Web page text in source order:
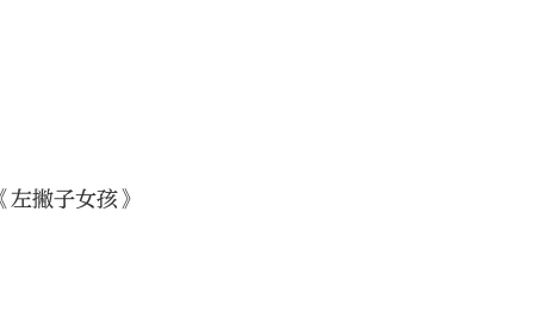
撇子女孩》